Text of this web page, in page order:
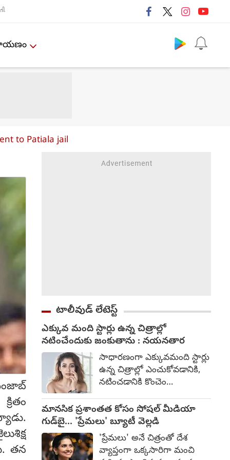
to Patiala jail
తన
టాలీవుడ్ లేటెస్ట్
ఎక్కువ మంది స్టార్లు ఉన్న చిత్రాల్లో
నటించేందుకు జంకుతాను : నయనతార
సాధారణంగా ఎక్కువమంది స్టార్లు
ఉన్న చిత్రాల్లో ఎంచుకోవడానికి,
నటించడానికి కొంచెం
నయనతార అన్నారు. కన్నడ
హీరో యశ్ హీరోగా నటించిన
తాజా చిత్రం టాక్సిక్. గీతూ
మోహన్ దాస్ దర్శకత్వం
వహించారు. ఇందులో
మానసిక ప్రశాంతత కోసం సోషల్ మీడియా
గుడ్‌బై... 'ప్రేమలు' బ్యూటీ వెల్లడి
'ప్రేమలు' అనే చిత్రంతో దేశ
వ్యాప్తంగా ఒక్కసారిగా మంచి